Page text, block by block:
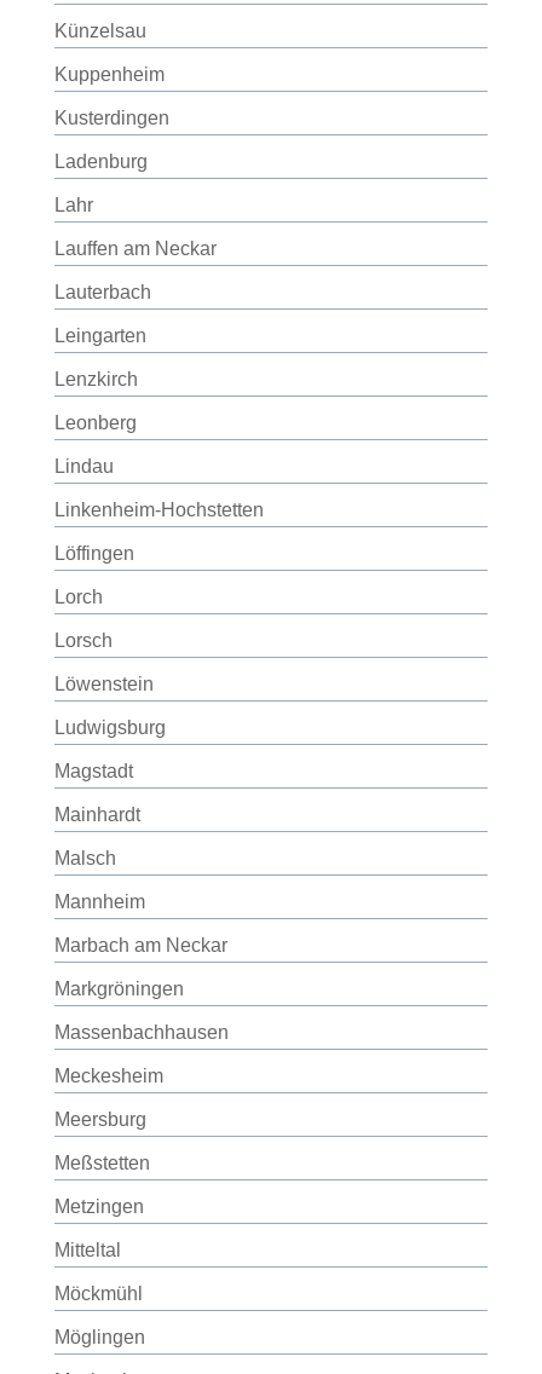
Künzelsau
Kuppenheim
Kusterdingen
Ladenburg
Lahr
Lauffen am Neckar
Lauterbach
Leingarten
Lenzkirch
Leonberg
Lindau
Linkenheim-Hochstetten
Löffingen
Lorch
Lorsch
Löwenstein
Ludwigsburg
Magstadt
Mainhardt
Malsch
Mannheim
Marbach am Neckar
Markgröningen
Massenbachhausen
Meckesheim
Meersburg
Meßstetten
Metzingen
Mitteltal
Möckmühl
Möglingen